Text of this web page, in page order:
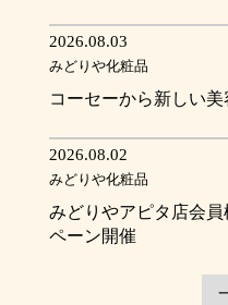
2026.08.03
みどりや化粧品
コーセーから新しい美
2026.08.02
みどりや化粧品
みどりやアピタ店会
ペーン開催